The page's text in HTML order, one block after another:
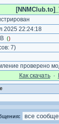
2025 22:24:18
()
7)
проверено
Как cкачать·